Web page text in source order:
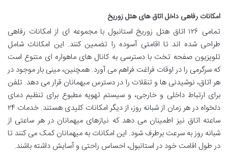
امکانات رفاهی داخل اتاق های هتل زوریخ
تمامی ۱۲۶ اتاق هتل زوریخ استانبول با مجموعه ای از امکانات رفاهی
طراحی شده اند تا اقامتی آسوده را تضمین کنند. این امکانات شامل
تلویزیون صفحه تخت با دسترسی به کانال های ماهواره ای متنوع است
که سرگرمی را در اوقات فراغت فراهم می آورد. همچنین، مینی بار موجود در
هر اتاق، نوشیدنی ها و تنقلات را در دسترس میهمانان قرار می دهد. تلفن
برای ارتباط داخلی و خارجی، و سیستم تهویه مطبوع برای تنظیم دمای
دلخواه در هر زمان از شبانه روز، از دیگر امکانات کلیدی هستند. خدمات ۲۴
ساعته اتاق نیز اطمینان می دهد که نیازهای میهمانان در هر ساعتی از
شبانه روز به سرعت برطرف شود. این امکانات به میهمانان کمک می کنند تا
در طول اقامت خود در استانبول، احساس راحتی و آسایش داشته باشند.